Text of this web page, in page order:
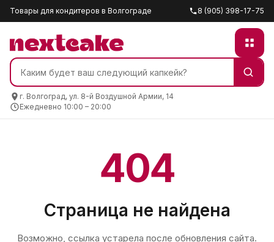
Товары для кондитеров в Волгограде 8 (905) 398-17-75
г. Волгоград, ул. 8-й Воздушной Армии, 14
Ежедневно 10:00 – 20:00
404
Страница не найдена
Возможно, ссылка устарела после обновления сайта.